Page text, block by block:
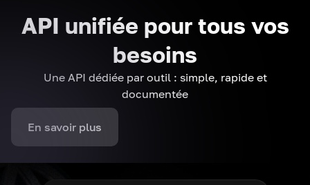
API unifiée pour tous vos
besoins
Une API dédiée par outil : simple, rapide et
documentée
En savoir plus